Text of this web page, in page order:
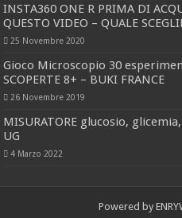
INSTA360 ONE R PRIMA DI
QUESTO VIDEO – QUALE
25 Novembre 2020
Gioco Microscopio 30
SCOPERTE 8+ – BUKI FRANCE
26 Novembre 2019
MISURATORE glucosio,
UG
4 Marzo 2022
Powered by